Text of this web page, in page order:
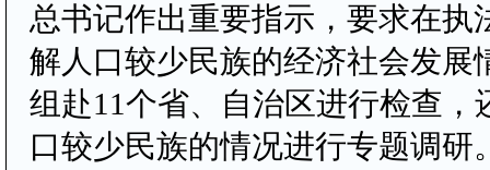
总书记作出重要指示，要求在执
解人口较少民族的经济社会发展
组赴11个省、自治区进行检查，
口较少民族的情况进行专题调研